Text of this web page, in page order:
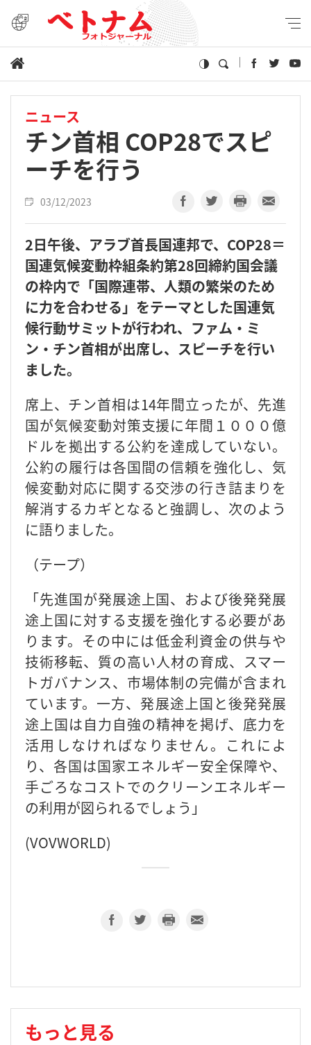
ニュース
チン首相 COP28でスピ
ーチを行う
03/12/2023
2日午後、アラブ首長国連邦で、COP28＝
国連気候変動枠組条約第28回締約国会議
の枠内で「国際連帯、人類の繁栄のため
に力を合わせる」をテーマとした国連気
候行動サミットが行われ、ファム・ミ
ン・チン首相が出席し、スピーチを行い
ました。
席上、チン首相は14年間立ったが、先進
国が気候変動対策支援に年間１０００億
ドルを拠出する公約を達成していない。
公約の履行は各国間の信頼を強化し、気
候変動対応に関する交渉の行き詰まりを
解消するカギとなると強調し、次のよう
に語りました。
（テープ）
「先進国が発展途上国、および後発発展
途上国に対する支援を強化する必要があ
ります。その中には低金利資金の供与や
技術移転、質の高い人材の育成、スマー
トガバナンス、市場体制の完備が含まれ
ています。一方、発展途上国と後発発展
途上国は自力自強の精神を掲げ、底力を
活用しなければなりません。これによ
り、各国は国家エネルギー安全保障や、
手ごろなコストでのクリーンエネルギー
の利用が図られるでしょう」
(VOVWORLD)
もっと見る